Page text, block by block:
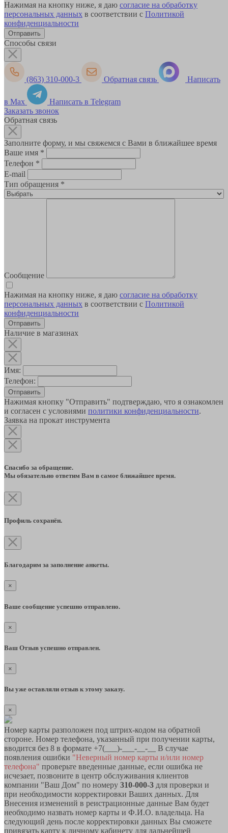
Нажимая на кнопку ниже, я даю согласие на обработку
персональных данных в соответствии с Политикой
конфиденциальности
Способы связи
(863) 310-000-3 Обратная связь Написать
в Max
Написать в Telegram
Заказать звонок
Обратная связь
Заполните форму, и мы свяжемся с Вами в ближайшее время
Ваше имя *
Телефон *
E-mail
Тип обращения *
Сообщение
Нажимая на кнопку ниже, я даю согласие на обработку
персональных данных в соответствии с Политикой
конфиденциальности
Наличие в магазинах
Имя:
Телефон:
Отправить
Нажимая кнопку "Отправить" подтверждаю, что я ознакомлен
и согласен с условиями политики конфиденциальности.
Заявка на прокат инструмента
Спасибо за обращение.
Мы обязательно ответим Вам в самое ближайшее время.
Профиль сохранён.
Благодарим за заполнение анкеты.
×
Ваше сообщение успешно отправлено.
×
Ваш Отзыв успешно отправлен.
×
Вы уже оставляли отзыв к этому заказу.
×
Номер карты разположен под штрих-кодом на обратной
стороне. Номер телефона, указанный при получении карты,
вводится без 8 в формате +7(___)-___-__-__ В случае
появления ошибки "Неверный номер карты и/или номер
телефона" проверьте введенные данные, если ошибка не
исчезает, позвоните в центр обслуживания клиентов
компании "Ваш Дом" по номеру 310-000-3 для проверки и
при необходимости корректировки Ваших данных. Для
Внесения изменений в реистрационные данные Вам будет
необходимо назвать номер карты и Ф.И.О. владельца. На
следующий день после корректировки данных Вы сможете
привязать карту к личному кабинету для дальнейшей